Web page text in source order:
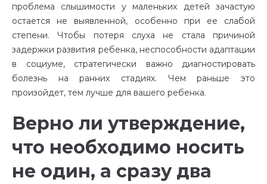
проблема слышимости у маленьких детей зачастую
остается не выявленной, особенно при ее слабой
степени. Чтобы потеря слуха не стала причиной
задержки развития ребенка, неспособности адаптации
в социуме, стратегически важно диагностировать
болезнь на ранних стадиях. Чем раньше это
произойдет, тем лучше для вашего ребенка.
Верно ли утверждение,
что необходимо носить
не один, а сразу два